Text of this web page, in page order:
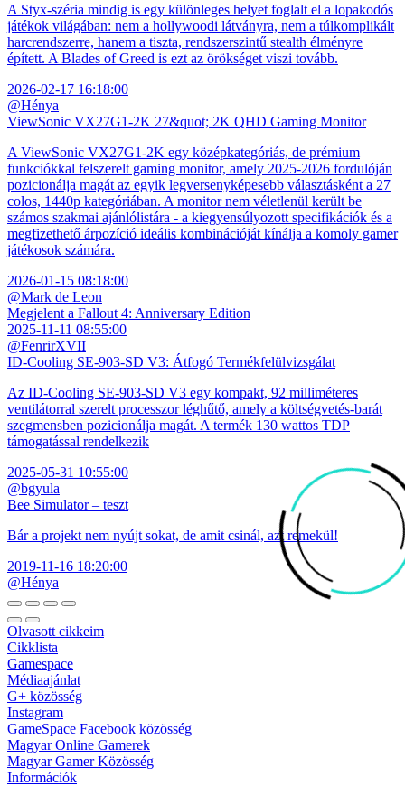
A Styx-széria mindig is egy különleges helyet foglalt el a lopakodós
játékok világában: nem a hollywoodi látványra, nem a túlkomplikált
harcrendszerre, hanem a tiszta, rendszerszintű stealth élményre
épített. A Blades of Greed is ezt az örökséget viszi tovább.
2026-02-17 16:18:00
@Hénya
ViewSonic VX27G1-2K 27&quot; 2K QHD Gaming Monitor
A ViewSonic VX27G1-2K egy középkategóriás, de prémium
funkciókkal felszerelt gaming monitor, amely 2025-2026 fordulóján
pozicionálja magát az egyik legversenyképesebb választásként a 27
colos, 1440p kategóriában. A monitor nem véletlenül került be
számos szakmai ajánlólistára - a kiegyensúlyozott specifikációk és a
megfizethető árpozíció ideális kombinációját kínálja a komoly gamer
játékosok számára.
2026-01-15 08:18:00
@Mark de Leon
Megjelent a Fallout 4: Anniversary Edition
2025-11-11 08:55:00
@FenrirXVII
ID-Cooling SE-903-SD V3: Átfogó Termékfelülvizsgálat
Az ID-Cooling SE-903-SD V3 egy kompakt, 92 milliméteres
ventilátorral szerelt processzor léghűtő, amely a költségvetés-barát
szegmensben pozicionálja magát. A termék 130 wattos TDP
támogatással rendelkezik
2025-05-31 10:55:00
@bgyula
Bee Simulator – teszt
Bár a projekt nem nyújt sokat, de amit csinál, azt remekül!
2019-11-16 18:20:00
@Hénya
Olvasott cikkeim
Cikklista
Gamespace
Médiaajánlat
G+ közösség
Instagram
GameSpace Facebook közösség
Magyar Online Gamerek
Magyar Gamer Közösség
Információk